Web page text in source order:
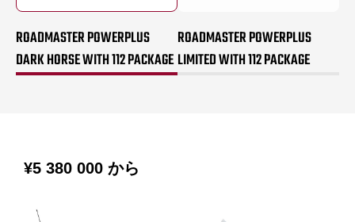
ROADMASTER POWERPLUS
DARK HORSE WITH 112 PACKAGE
ROADMASTER POWERPLUS
LIMITED WITH 112 PACKAGE
から
¥5 380 000